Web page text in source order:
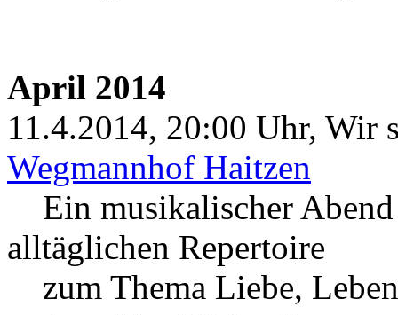
April 2014
11.4.2014, 20:00 Uhr, Wir
Wegmannhof Haitzen
Ein musikalischer
alltäglichen Repertoire
zum Thema Liebe,